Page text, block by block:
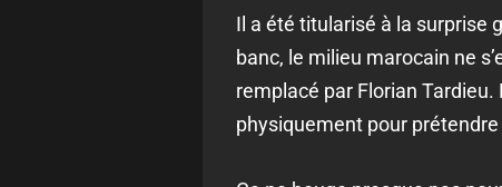
Il a été titularisé à la surprise
banc, le milieu marocain ne
remplacé par Florian
physiquement pour